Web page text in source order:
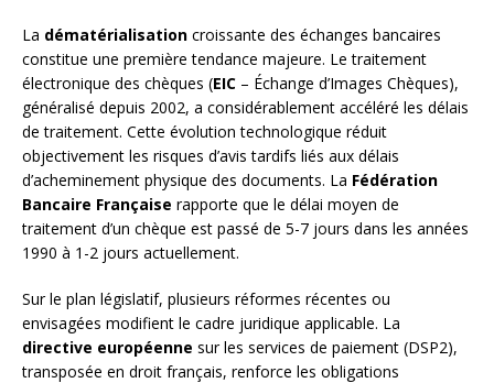
La dématérialisation croissante des échanges bancaires
constitue une première tendance majeure. Le traitement
électronique des chèques (EIC – Échange d’Images Chèques),
généralisé depuis 2002, a considérablement accéléré les délais
de traitement. Cette évolution technologique réduit
objectivement les risques d’avis tardifs liés aux délais
d’acheminement physique des documents. La Fédération
Bancaire Française rapporte que le délai moyen de
traitement d’un chèque est passé de 5-7 jours dans les années
1990 à 1-2 jours actuellement.
Sur le plan législatif, plusieurs réformes récentes ou
envisagées modifient le cadre juridique applicable. La
directive européenne sur les services de paiement (DSP2),
transposée en droit français, renforce les obligations